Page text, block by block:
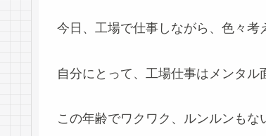
今日、工場で仕事しながら、色々考
自分にとって、工場仕事はメンタル
この年齢でワクワク、ルンルンもな